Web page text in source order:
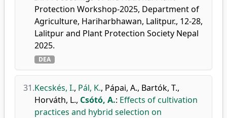
Protection Workshop-2025, Department of
Agriculture, Hariharbhawan, Lalitpur., 12-28,
Lalitpur and Plant Protection Society Nepal
2025.
DEA
31.Kecskés, I., Pál, K., Pápai, A., Bartók, T.,
Horváth, L., Csótó, A.: Effects of cultivation
practices and hybrid selection on